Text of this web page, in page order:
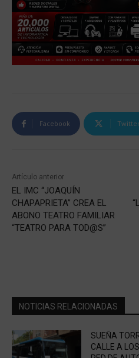
Facebook Twitter
Artículo anterior
EL IMC “JOAQUÍN
CHAPAPRIETA” CREA EL
ABONO TEATRO FAMILIAR
“TEATRO PARA TOD@S”
NOTICIAS RELACIONADAS
SUEÑA
CALLE A